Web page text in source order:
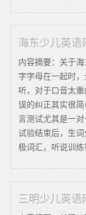
海东少儿英语
内容摘要：关于
字字母在一起时
听，对于口音太
误的纠正其实很
言测试尤其是一对
试验结束后，生
极词汇，听说训练
三明少儿英语